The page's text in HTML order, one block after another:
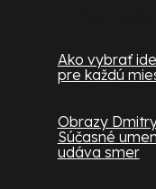
Ako vybrať
pre každú
Obrazy
Súčasné
udáva smer